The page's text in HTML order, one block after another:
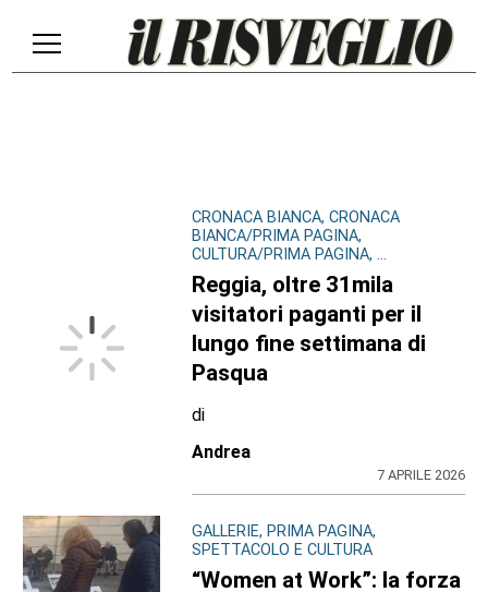
CRONACA BIANCA, CRONACA
BIANCA/PRIMA PAGINA,
CULTURA/PRIMA PAGINA, ...
Reggia, oltre 31mila
visitatori paganti per il
lungo fine settimana di
Pasqua
di
Andrea
7 APRILE 2026
GALLERIE, PRIMA PAGINA,
SPETTACOLO E CULTURA
“Women at Work”: la forza